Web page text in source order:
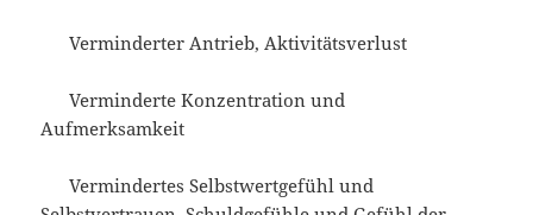
Verminderter Antrieb, Aktivitätsverlust
Verminderte Konzentration und
Aufmerksamkeit
Vermindertes Selbstwertgefühl und